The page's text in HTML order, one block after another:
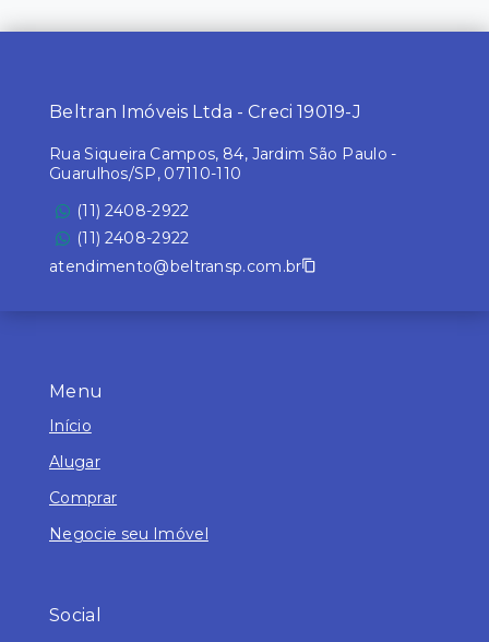
Menu
Início
Alugar
Comprar
Negocie seu Imóvel
Social
Beltran Imóveis Ltda - Creci 19019-J
Rua Siqueira Campos, 84, Jardim São Paulo -
Guarulhos/SP, 07110-110
(11) 2408-2922
(11) 2408-2922
atendimento@beltransp.com.br